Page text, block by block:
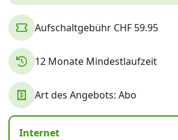
News
Forum
Über uns
Aufschaltgebühr CHF 59.95
12 Monate Mindestlaufzeit
Art des Angebots: Abo
Internet